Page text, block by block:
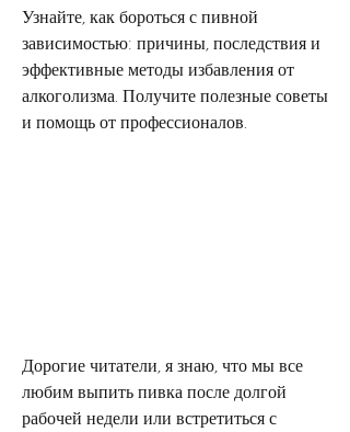
Узнайте, как бороться с пивной
зависимостью: причины, последствия и
эффективные методы избавления от
алкоголизма. Получите полезные советы
и помощь от профессионалов.
Дорогие читатели, я знаю, что мы все
любим выпить пивка после долгой
рабочей недели или встретиться с